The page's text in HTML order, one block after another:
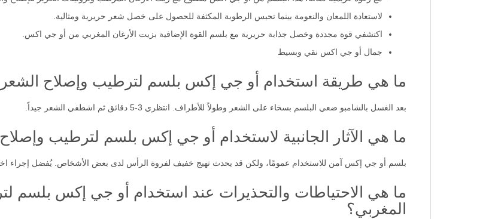
لاستعادة اللمعان والنعومة بينما تحبس الرطوبة المكثفة للحصول على خصل شعر حريرية ومثالية.
اكتشفي قوة مجددة وخصل جذابة حريرية مع بلسم القوة الإضافية بزيت الأرغان المغربي من أو جي اكس.
جمال أو جي اكس نقي وبسيط
ما هي طريقة استخدام أو جي إكس بلسم لترطيب وإصلاح الشعر
بعد الغسل بالشامبو ضعي البلسم بسخاء على الشعر وطولاً للأطراف. انتظري 3-5 دقائق ثم اشطفي الشعر جيداً.
ما هي الآثار الجانبية لاستخدام أو جي إكس بلسم لترطيب
بلسم أو جي إكس آمن للاستخدام عمومًا، ولكن قد يحدث تهيج خفيف لفروة الرأس لدى بعض الأشخاص. يُفضل إجراء
ما هي الاحتياطات والتحذيرات عند استخدام أو جي إكس بلسم
المغربي؟